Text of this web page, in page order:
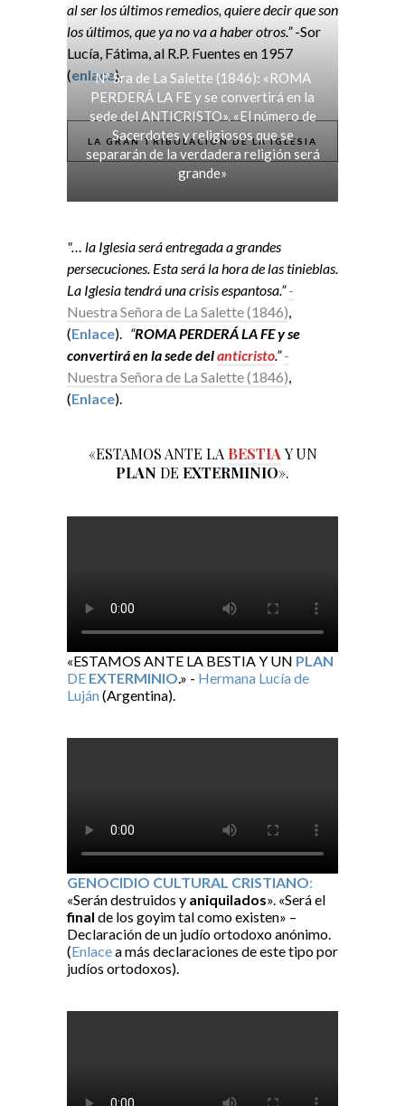
al ser los últimos remedios, quiere decir que son
los últimos, que ya no va a haber otros.”-Sor
Lucía, Fátima, al R.P. Fuentes en 1957
(enlace).
LA GRAN TRIBULACIÓN DE LA IGLESIA
Nª Sra de La Salette (1846): «ROMA
PERDERÁ LA FE y se convertirá en la
sede del ANTICRISTO». «El número de
Sacerdotes y religiosos que se
separarán de la verdadera religión será
grande»
"… la Iglesia será entregada a grandes
persecuciones. Esta será la hora de las tinieblas.
La Iglesia tendrá una crisis espantosa.” -
Nuestra Señora de La Salette (1846),
(Enlace). “ROMA PERDERÁ LA FE y se
convertirá en la sede delanticristo.” -
Nuestra Señora de La Salette (1846),
(Enlace).
«ESTAMOS ANTE LA BESTIA Y UN
PLAN DE EXTERMINIO».
«ESTAMOS ANTE LA BESTIA Y UN PLAN
DE EXTERMINIO.» - Hermana Lucía de
Luján(Argentina).
GENOCIDIO CULTURAL CRISTIANO:
«Serán destruidos y aniquilados». «Será el
final de los goyim tal como existen» –
Declaración de un judío ortodoxo anónimo.
(Enlacea más declaraciones de este tipo por
judíos ortodoxos).